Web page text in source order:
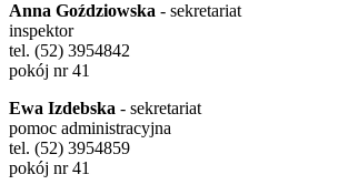
Anna Goździowska - sekretariat
inspektor
tel. (52) 3954842
pokój nr 41
Ewa Izdebska - sekretariat
pomoc administracyjna
tel. (52) 3954859
pokój nr 41